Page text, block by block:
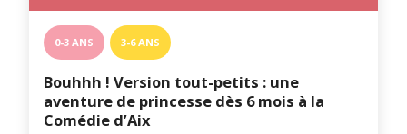
0-3 ANS 3-6 ANS
Bouhhh ! Version tout-petits : une
aventure de princesse dès 6 mois à la
Comédie d’Aix